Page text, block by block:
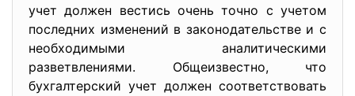
учет должен вестись очень точно с учетом
последних изменений в законодательстве и с
необходимыми аналитическими
разветвлениями. Общеизвестно, что
бухгалтерский учет должен соответствовать